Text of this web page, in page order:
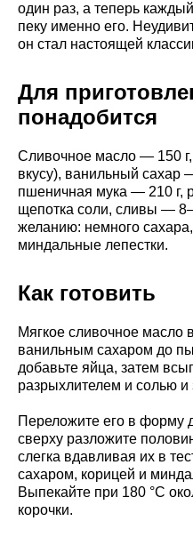
один раз, а теперь
пеку именно его.
он стал настоящей
Для
понадобится
Сливочное масло — 150
вкусу), ванильный сахар
пшеничная мука — 210 г,
щепотка соли, сливы —
желанию: немного
миндальные лепестки.
Как готовить
Мягкое сливочное масло
ванильным сахаром до
добавьте яйца, затем
разрыхлителем и солью и
Переложите его в форму
сверху разложите
слегка вдавливая их в
сахаром, корицей и
Выпекайте при 180 °C
корочки.